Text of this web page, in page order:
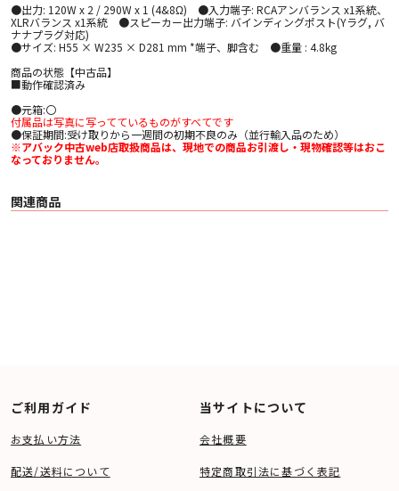
●出力: 120W x 2 / 290W x 1 (4&8Ω) ●入力端子: RCAアンバランス x1系統、
XLRバランス x1系統 ●スピーカー出力端子: バインディングポスト(Yラグ, バ
ナナプラグ対応)
●サイズ: H55 × W235 × D281 mm *端子、脚含む ●重量 : 4.8kg
商品の状態【中古品】
■動作確認済み
●元箱:〇
付属品は写真に写ってているものがすべてです
●保証期間:受け取りから一週間の初期不良のみ（並行輸入品のため）
※アバック中古web店取扱商品は、現地での商品お引渡し・現物確認等はおこ
なっておりません。
関連商品
ご利用ガイド
お支払い方法
配送/送料について
当サイトについて
会社概要
特定商取引法に基づく表記